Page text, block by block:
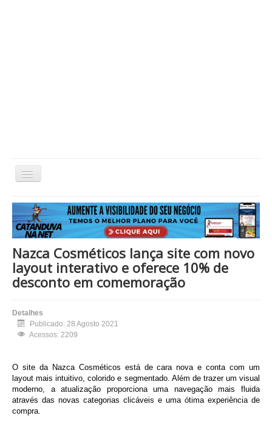
Alternar
Home Cidade Cultura Economia Educação
Esportes Eventos Filmes em Cartaz Região
Política Saúde Tecnologia Cinema / Série / TV
Nacional / Mundo Vida / Estilo Artigo / Coluna
Nazca Cosméticos lança site com novo
layout interativo e oferece 10% de
desconto em comemoração
Detalhes
Publicado: 28 Agosto 2021
Acessos: 2209
O site da Nazca Cosméticos está de cara nova e conta com um
layout mais intuitivo, colorido e segmentado. Além de trazer um visual
moderno, a atualização proporciona uma navegação mais fluida
através das novas categorias clicáveis e uma ótima experiência de
compra.